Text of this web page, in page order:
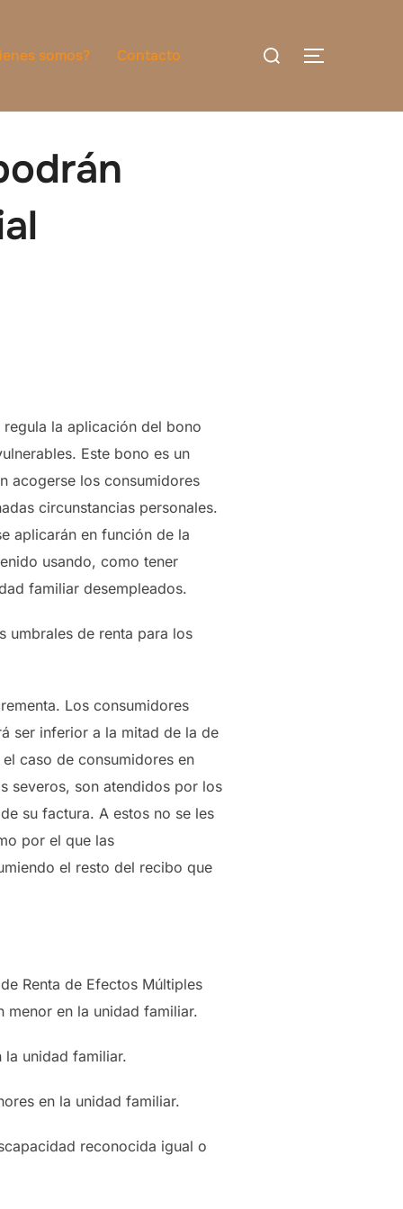
somos? Contacto
Buscar:
la aplicación del bono
Este bono es un
acogerse los consumidores
circunstancias personales.
aplicarán en función de la
usando, como tener
familiar desempleados.
umbrales de renta para los
Los consumidores
ser inferior a la mitad de la de
caso de consumidores en
severos, son atendidos por los
su factura. A estos no se les
por el que las
el resto del recibo que
Renta de Efectos Múltiples
menor en la unidad familiar.
la unidad familiar.
en la unidad familiar.
reconocida igual o